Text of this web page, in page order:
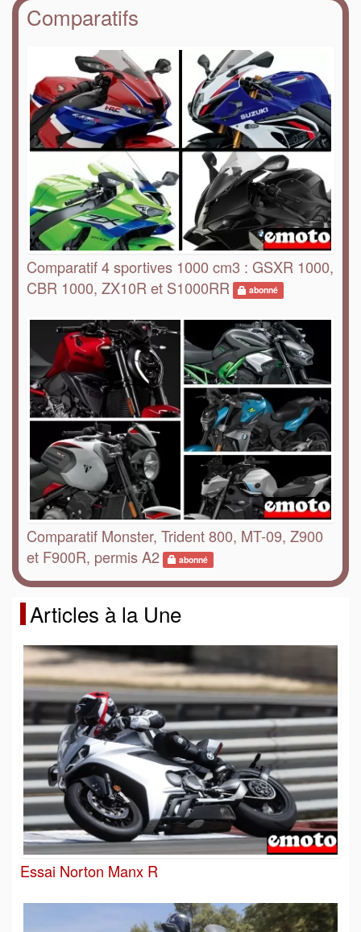
Comparatifs
Comparatif 4 sportives 1000 cm3 : GSXR 1000,
CBR 1000, ZX10R et S1000RR
abonné
Comparatif Monster, Trident 800, MT-09, Z900
et F900R, permis A2
abonné
Articles à la Une
Essai Norton Manx R